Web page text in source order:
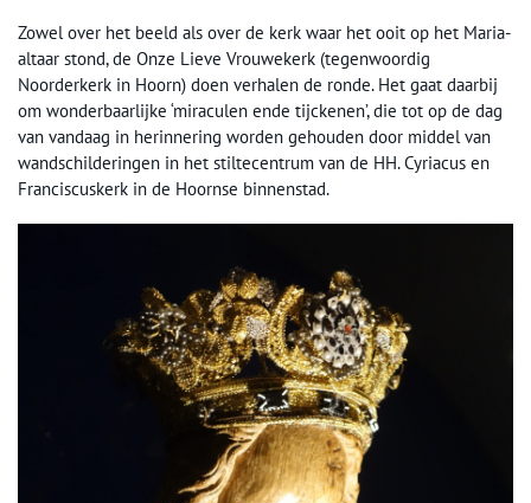
Zowel over het beeld als over de kerk waar het ooit op het Maria-
altaar stond, de Onze Lieve Vrouwekerk (tegenwoordig
Noorderkerk in Hoorn) doen verhalen de ronde. Het gaat daarbij
om wonderbaarlijke ‘miraculen ende tijckenen’, die tot op de dag
van vandaag in herinnering worden gehouden door middel van
wandschilderingen in het stiltecentrum van de HH. Cyriacus en
Franciscuskerk in de Hoornse binnenstad.